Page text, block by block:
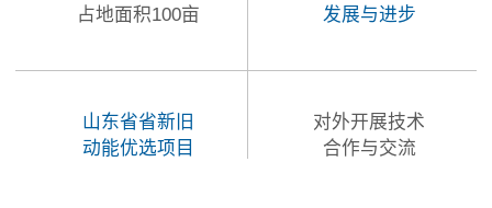
占地面积100亩
发展与进步
山东省省新旧
动能优选项目
对外开展技术
合作与交流